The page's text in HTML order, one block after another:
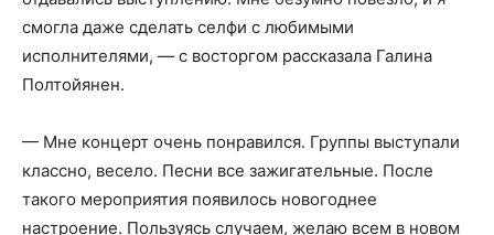
смогла даже сделать селфи с любимыми
исполнителями, — с восторгом рассказала Галина
Полтойянен.
— Мне концерт очень понравился. Группы выступали
классно, весело. Песни все зажигательные. После
такого мероприятия появилось новогоднее
настроение. Пользуясь случаем, желаю всем в новом